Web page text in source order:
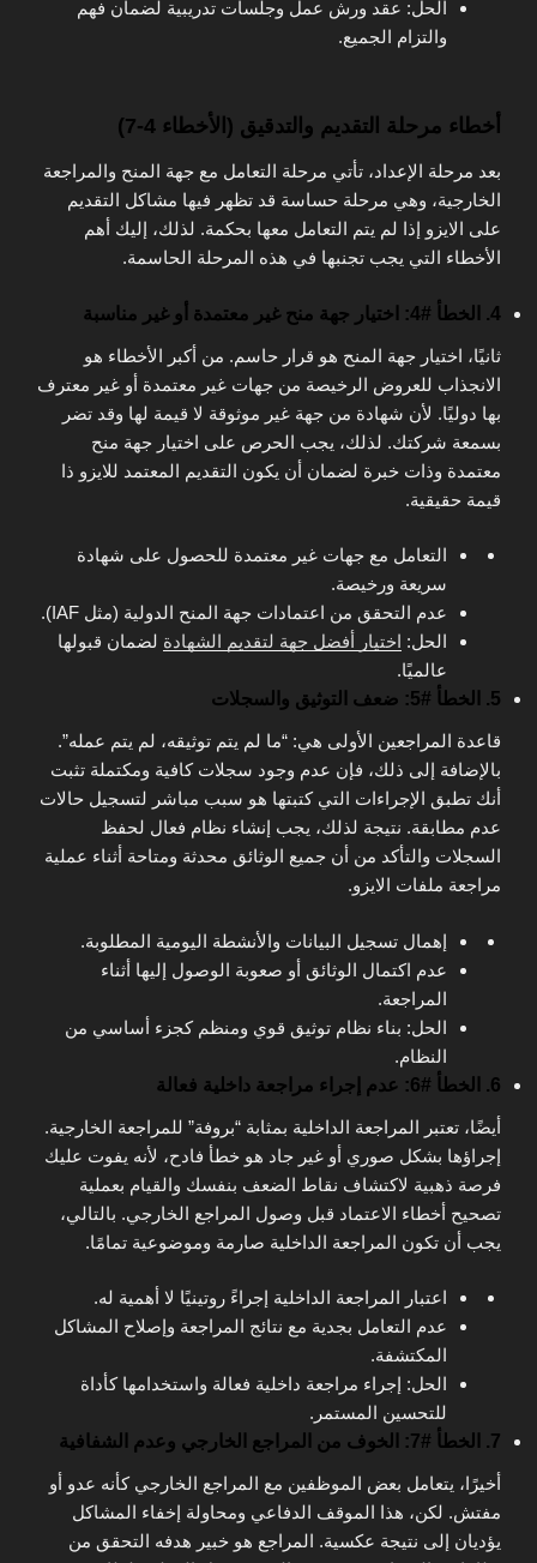
الحل: عقد ورش عمل وجلسات تدريبية لضمان فهم
والتزام الجميع.
أخطاء مرحلة التقديم والتدقيق (الأخطاء 4-7)
بعد مرحلة الإعداد، تأتي مرحلة التعامل مع جهة المنح والمراجعة
الخارجية، وهي مرحلة حساسة قد تظهر فيها مشاكل التقديم
على الايزو إذا لم يتم التعامل معها بحكمة. لذلك، إليك أهم
الأخطاء التي يجب تجنبها في هذه المرحلة الحاسمة.
4. الخطأ #4: اختيار جهة منح غير معتمدة أو غير مناسبة
ثانيًا، اختيار جهة المنح هو قرار حاسم. من أكبر الأخطاء هو
الانجذاب للعروض الرخيصة من جهات غير معتمدة أو غير معترف
بها دوليًا. لأن شهادة من جهة غير موثوقة لا قيمة لها وقد تضر
بسمعة شركتك. لذلك، يجب الحرص على اختيار جهة منح
معتمدة وذات خبرة لضمان أن يكون التقديم المعتمد للايزو ذا
قيمة حقيقية.
التعامل مع جهات غير معتمدة للحصول على شهادة
سريعة ورخيصة.
عدم التحقق من اعتمادات جهة المنح الدولية (مثل IAF).
الحل: اختيار أفضل جهة لتقديم الشهادة لضمان قبولها
عالميًا.
5. الخطأ #5: ضعف التوثيق والسجلات
قاعدة المراجعين الأولى هي: “ما لم يتم توثيقه، لم يتم عمله”.
بالإضافة إلى ذلك، فإن عدم وجود سجلات كافية ومكتملة تثبت
أنك تطبق الإجراءات التي كتبتها هو سبب مباشر لتسجيل حالات
عدم مطابقة. نتيجة لذلك، يجب إنشاء نظام فعال لحفظ
السجلات والتأكد من أن جميع الوثائق محدثة ومتاحة أثناء عملية
مراجعة ملفات الايزو.
إهمال تسجيل البيانات والأنشطة اليومية المطلوبة.
عدم اكتمال الوثائق أو صعوبة الوصول إليها أثناء
المراجعة.
الحل: بناء نظام توثيق قوي ومنظم كجزء أساسي من
النظام.
6. الخطأ #6: عدم إجراء مراجعة داخلية فعالة
أيضًا، تعتبر المراجعة الداخلية بمثابة “بروفة” للمراجعة الخارجية.
إجراؤها بشكل صوري أو غير جاد هو خطأ فادح، لأنه يفوت عليك
فرصة ذهبية لاكتشاف نقاط الضعف بنفسك والقيام بعملية
تصحيح أخطاء الاعتماد قبل وصول المراجع الخارجي. بالتالي،
يجب أن تكون المراجعة الداخلية صارمة وموضوعية تمامًا.
اعتبار المراجعة الداخلية إجراءً روتينيًا لا أهمية له.
عدم التعامل بجدية مع نتائج المراجعة وإصلاح المشاكل
المكتشفة.
الحل: إجراء مراجعة داخلية فعالة واستخدامها كأداة
للتحسين المستمر.
7. الخطأ #7: الخوف من المراجع الخارجي وعدم الشفافية
أخيرًا، يتعامل بعض الموظفين مع المراجع الخارجي كأنه عدو أو
مفتش. لكن، هذا الموقف الدفاعي ومحاولة إخفاء المشاكل
يؤديان إلى نتيجة عكسية. المراجع هو خبير هدفه التحقق من